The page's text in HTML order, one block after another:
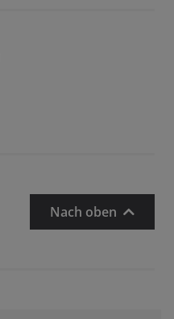
Nach oben